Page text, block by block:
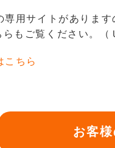
用サイトがあります
らもご覧ください。（
こちら
お客